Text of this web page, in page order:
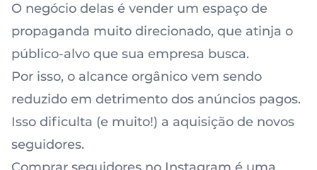
O negócio delas é vender um espaço de
propaganda muito direcionado, que atinja o
público-alvo que sua empresa busca.
Por isso, o alcance orgânico vem sendo
reduzido em detrimento dos anúncios pagos.
Isso dificulta (e muito!) a aquisição de novos
seguidores.